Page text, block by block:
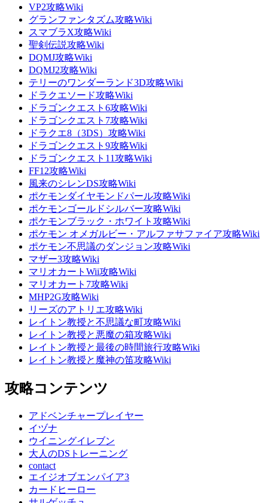
VP2攻略Wiki
グランファンタズム攻略Wiki
スマブラX攻略Wiki
聖剣伝説攻略Wiki
DQMJ攻略Wiki
DQMJ2攻略Wiki
テリーのワンダーランド3D攻略Wiki
ドラクエソード攻略Wiki
ドラゴンクエスト6攻略Wiki
ドラゴンクエスト7攻略Wiki
ドラクエ8（3DS）攻略Wiki
ドラゴンクエスト9攻略Wiki
ドラゴンクエスト11攻略Wiki
FF12攻略Wiki
風来のシレンDS攻略Wiki
ポケモンダイヤモンドパール攻略Wiki
ポケモンゴールドシルバー攻略Wiki
ポケモンブラック・ホワイト攻略Wiki
ポケモン オメガルビー・アルファサファイア攻略Wiki
ポケモン不思議のダンジョン攻略Wiki
マザー3攻略Wiki
マリオカートWii攻略Wiki
マリオカート7攻略Wiki
MHP2G攻略Wiki
リーズのアトリエ攻略Wiki
レイトン教授と不思議な町攻略Wiki
レイトン教授と悪魔の箱攻略Wiki
レイトン教授と最後の時間旅行攻略Wiki
レイトン教授と魔神の笛攻略Wiki
攻略コンテンツ
アドベンチャープレイヤー
イヅナ
ウイニングイレブン
大人のDSトレーニング
contact
エイジオブエンパイア3
カードヒーロー